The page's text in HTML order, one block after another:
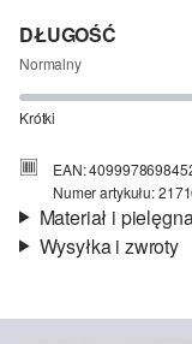
DŁUGOŚĆ
Normalny
Krótki
EAN:
Numer artykułu:
Materiał i
ciepły od wewnątrz
Wysyłka i zwroty
Czas dostawy jest